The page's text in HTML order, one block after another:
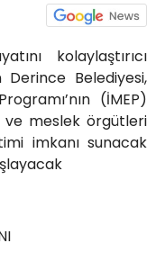
kolaylaştırıcı
Belediyesi,
(İMEP)
ve meslek örgütleri
imkanı sunacak
No:17/4 İzmit-